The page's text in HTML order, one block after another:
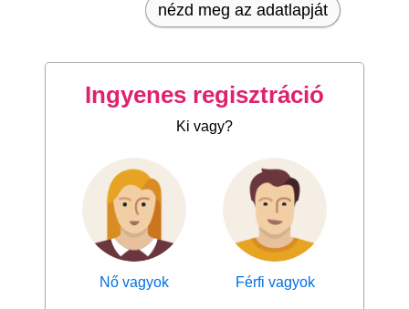
nézd meg az adatlapját
Ingyenes regisztráció
Ki vagy?
Nő vagyok Férfi vagyok